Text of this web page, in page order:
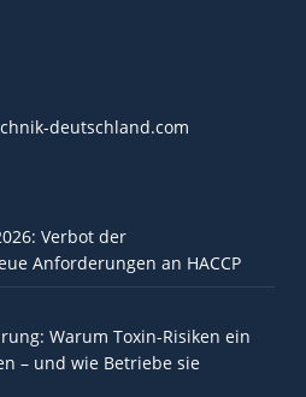
deutschland.com
Verbot der
Anforderungen an HACCP
Warum Toxin-Risiken ein
– und wie Betriebe sie